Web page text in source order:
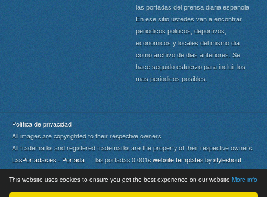
This website uses cookies to ensure you get the best experience on our website More info
las portadas del prensa diaria espanola.
En ese sitio ustedes van a encontrar
periodicos politicos, deportivos,
economicos y locales del mismo dia
como archivo de dias anteriores. Se
hace seguido esfuerzo para incluir los
mas periodicos posibles.
Política de privacidad
All images are copyrighted to their respective owners.
All trademarks and registered trademarks are the property of their respective owners.
LasPortadas.es - Portada las portadas 0.001s website templates bystyleshout